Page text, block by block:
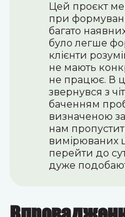
Цей проєкт
при
багато
було легше
клієнти
не мають
не працює. В
звернувся з
баченням
визначеною
нам
вимірюваних
перейти до
дуже